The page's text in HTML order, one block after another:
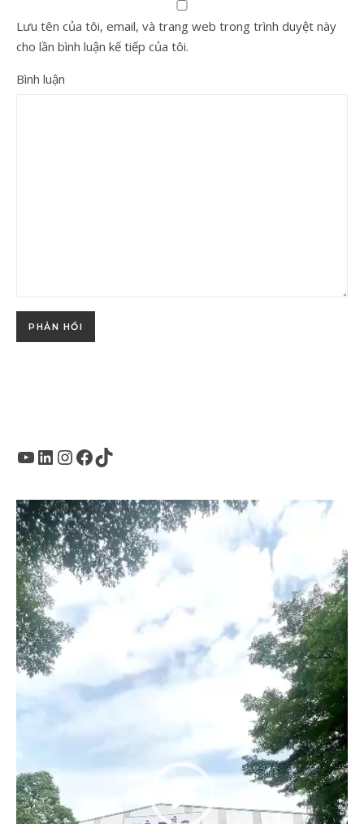
Lưu tên của tôi, email, và trang web trong trình duyệt này
cho lần bình luận kế tiếp của tôi.
Bình luận
Youtube
LinkedIn
Instagram
Facebook
TikTok
Trình
chơi
Video